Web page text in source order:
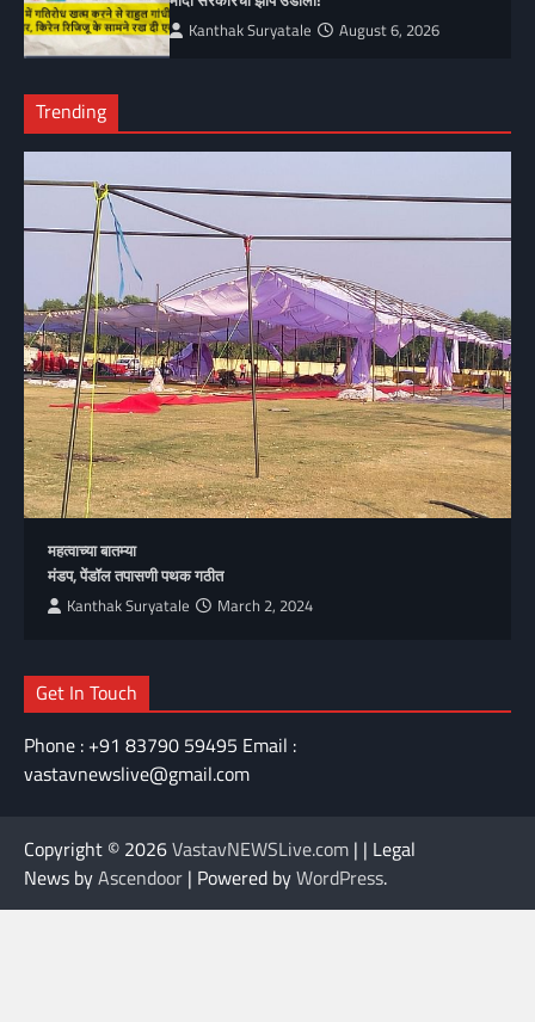
Kanthak Suryatale August 6, 2026
Trending
महत्वाच्या बातम्या
मंडप, पेंडॉल तपासणी पथक गठीत
Kanthak Suryatale March 2, 2024
Get In Touch
Phone : +91 83790 59495 Email :
vastavnewslive@gmail.com
Copyright © 2026VastavNEWSLive.com | | Legal
News byAscendoor | Powered byWordPress.